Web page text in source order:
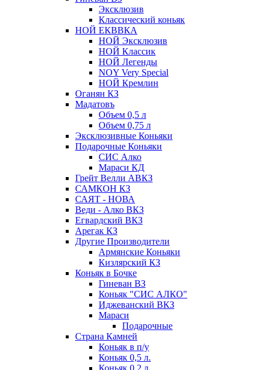
Эксклюзив
Классический коньяк
НОЙ ЕКВВКА
НОЙ Эксклюзив
НОЙ Классик
НОЙ Легенды
NOY Very Speсial
НОЙ Кремлин
Оганян КЗ
Мадатовъ
Объем 0,5 л
Объем 0,75 л
Эксклюзивные Коньяки
Подарочные Коньяки
СИС Алко
Мараси КД
Грейт Велли АВКЗ
САМКОН КЗ
САЯТ - НОВА
Веди - Алко ВКЗ
Егвардский ВКЗ
Арегак КЗ
Другие Производители
Армянские Коньяки
Кизлярский КЗ
Коньяк в Бочке
Гиневан ВЗ
Коньяк "СИС АЛКО"
Иджеванский ВКЗ
Мараси
Подарочные
Страна Камней
Коньяк в п/у
Коньяк 0,5 л.
Коньяк 0,2 л.